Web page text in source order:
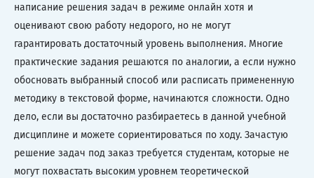
написание решения задач в режиме онлайн хотя и
оценивают свою работу недорого, но не могут
гарантировать достаточный уровень выполнения. Многие
практические задания решаются по аналогии, а если нужно
обосновать выбранный способ или расписать примененную
методику в текстовой форме, начинаются сложности. Одно
дело, если вы достаточно разбираетесь в данной учебной
дисциплине и можете сориентироваться по ходу. Зачастую
решение задач под заказ требуется студентам, которые не
могут похвастать высоким уровнем теоретической